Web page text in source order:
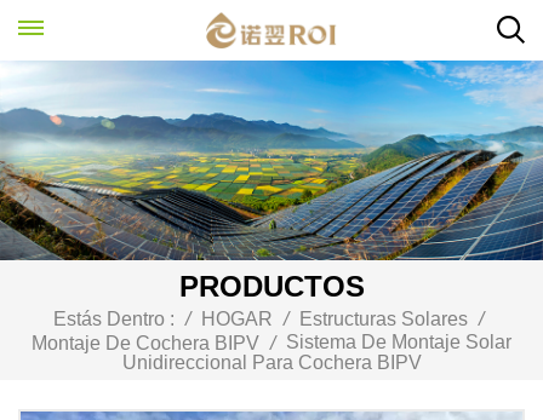
PRODUCTOS
Estás Dentro : / HOGAR / Estructuras Solares /
Montaje De Cochera BIPV / Sistema De Montaje Solar
Unidireccional Para Cochera BIPV